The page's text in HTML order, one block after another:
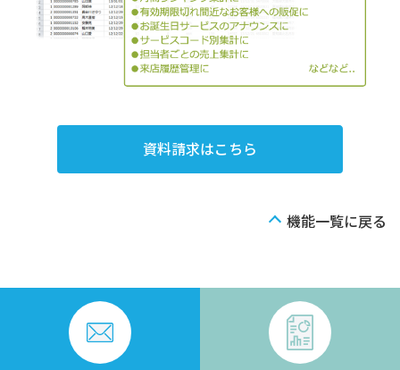
資料請求はこちら
機能一覧に戻る